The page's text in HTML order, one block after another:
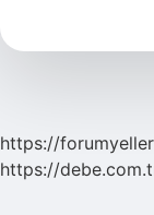
https://
https://